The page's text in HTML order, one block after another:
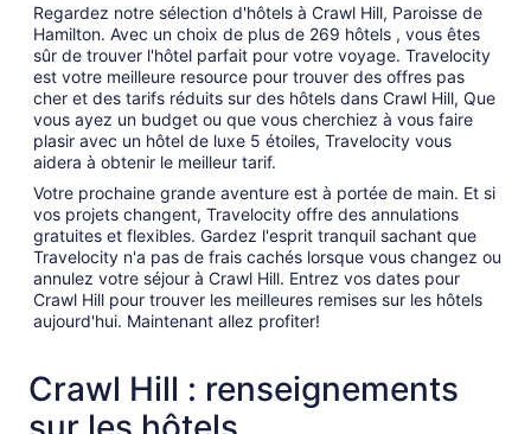
Regardez notre sélection d'hôtels à Crawl Hill, Paroisse de
Hamilton. Avec un choix de plus de 269 hôtels , vous êtes
sûr de trouver l'hôtel parfait pour votre voyage. Travelocity
est votre meilleure resource pour trouver des offres pas
cher et des tarifs réduits sur des hôtels dans Crawl Hill, Que
vous ayez un budget ou que vous cherchiez à vous faire
plasir avec un hôtel de luxe 5 étoiles, Travelocity vous
aidera à obtenir le meilleur tarif.
Votre prochaine grande aventure est à portée de main. Et si
vos projets changent, Travelocity offre des annulations
gratuites et flexibles. Gardez l'esprit tranquil sachant que
Travelocity n'a pas de frais cachés lorsque vous changez ou
annulez votre séjour à Crawl Hill. Entrez vos dates pour
Crawl Hill pour trouver les meilleures remises sur les hôtels
aujourd'hui. Maintenant allez profiter!
Crawl Hill : renseignements